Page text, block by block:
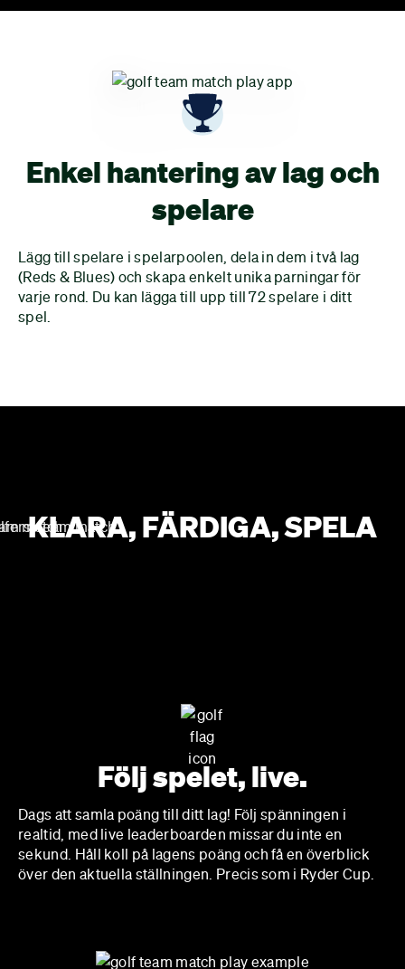
Enkel hantering av lag och
spelare
Lägg till spelare i spelarpoolen, dela in dem i två lag
(Reds & Blues) och skapa enkelt unika parningar för
varje rond. Du kan lägga till upp till 72 spelare i ditt
spel.
KLARA, FÄRDIGA, SPELA
Följ spelet, live.
Dags att samla poäng till ditt lag! Följ spänningen i
realtid, med live leaderboarden missar du inte en
sekund. Håll koll på lagens poäng och få en överblick
över den aktuella ställningen. Precis som i Ryder Cup.